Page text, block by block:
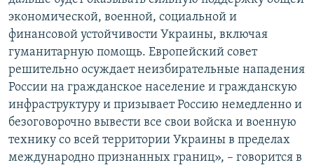
экономической, военной, социальной и
финансовой устойчивости Украины, включая
гуманитарную помощь. Европейский совет
решительно осуждает неизбирательные нападения
России на гражданское население и гражданскую
инфраструктуру и призывает Россию немедленно и
безоговорочно вывести все свои войска и военную
технику со всей территории Украины в пределах
международно признанных границ», – говорится в